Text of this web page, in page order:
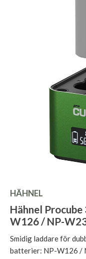
HÄHNEL
Hähnel
W126 / NP-
Smidig laddare för
batterier: NP-W126 /